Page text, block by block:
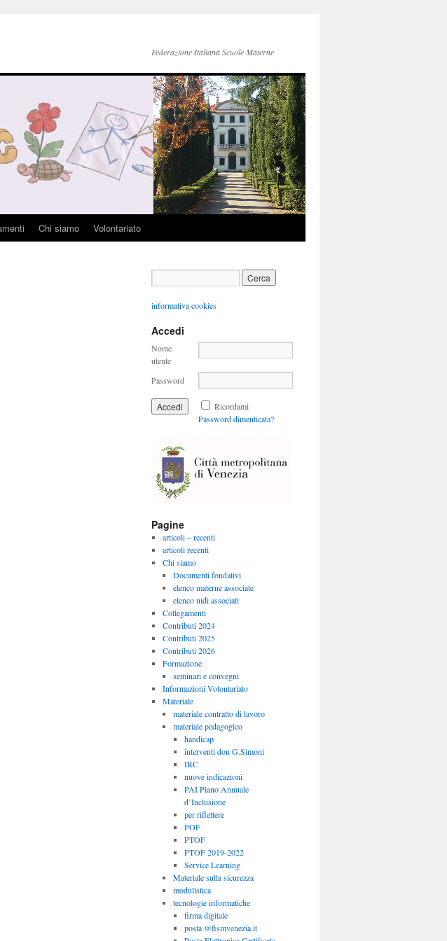
Federazione Italiana Scuole Materne
Chi siamo Volontariato
informativa cookies
Accedi
Nome
utente
Password
Ricordami
Password dimenticata?
Pagine
articoli – recenti
articoli recenti
Chi siamo
Documenti fondativi
elenco materne associate
elenco nidi associati
Collegamenti
Contributi 2024
Contributi 2025
Contributi 2026
Formazione
seminari e convegni
Informazioni Volontariato
Materiale
materiale contratto di lavoro
materiale pedagogico
handicap
interventi don G.Simoni
IRC
nuove indicazioni
PAI Piano Annuale
d’Inclusione
per riflettere
POF
PTOF
PTOF 2019-2022
Service Learning
Materiale sulla sicurezza
modulistica
tecnologie informatiche
firma digitale
posta @fismvenezia.it